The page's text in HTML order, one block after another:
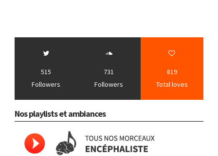
515
Followers
731
Followers
819
Total loves
Nos playlists et ambiances